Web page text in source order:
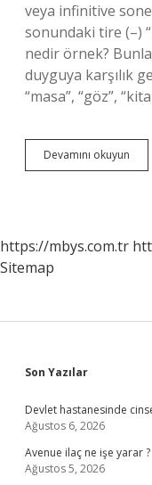
veya infinitive
sonundaki tire (–)
nedir örnek?
duyguya karşılık
“masa”, “göz”,
Devamını okuyun
Sınıf
https://mbys.com.tr
Sitemap
Sidebar
Son Yazılar
Devlet hastanesinde
Ağustos 6, 2026
Avenue ilaç ne işe yarar ?
Ağustos 5, 2026